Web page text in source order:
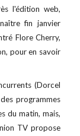
l'édition web,
fin janvier
Flore Cherry,
pour en savoir
(Dorcel
programmes
du matin, mais,
TV propose